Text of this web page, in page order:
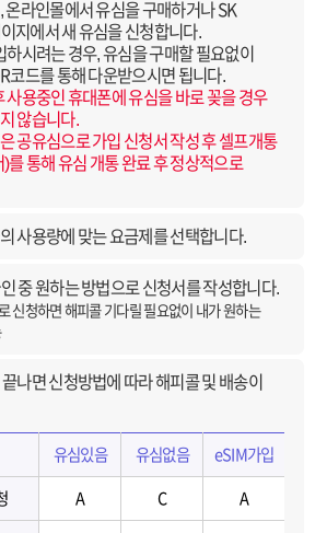
온라인몰에서 유심을 구매하거나 SK
지에서 새 유심을 신청합니다.
시려는 경우, 유심을 구매할 필요없이
코드를 통해 다운받으시면 됩니다.
용중인 휴대폰에 유심을 바로 꽂을 경우
않습니다.
공유심으로 가입 신청서 작성 후 셀프개통
를 통해 유심 개통 완료 후 정상적으로
사용량에 맞는 요금제를 선택합니다.
중 원하는 방법으로 신청서를 작성합니다.
신청하면 해피콜 기다릴 필요없이 내가 원하는
나면 신청방법에 따라 해피콜 및 배송이
유심있음 유심없음 eSIM가입
A C A